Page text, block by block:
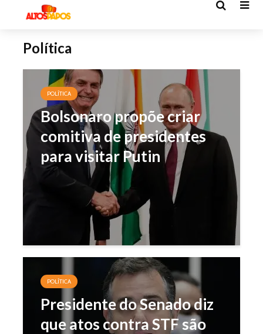
Política
POLÍTICA
Bolsonaro propõe criar
comitiva de presidentes
para visitar Putin
POLÍTICA
Presidente do Senado diz
que atos contra STF são